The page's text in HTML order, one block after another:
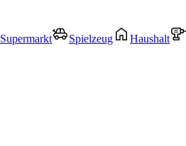
Supermarkt Spielzeug Haushalt